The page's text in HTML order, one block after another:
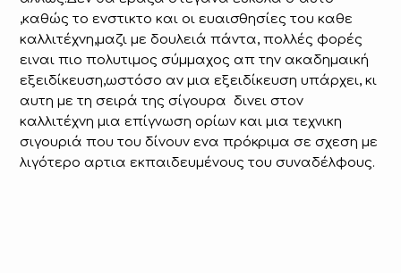
,καθώς το ενστικτο και οι ευαισθησίες του καθε
καλλιτέχνη,μαζι με δουλειά πάντα, πολλές φορές
ειναι πιο πολυτιμος σύμμαχος απ την ακαδημαική
εξειδίκευση,ωστόσο αν μια εξειδίκευση υπάρχει, κι
αυτη με τη σειρά της σίγουρα δινει στον
καλλιτέχνη μια επίγνωση ορίων και μια τεχνικη
σιγουριά που του δίνουν ενα πρόκριμα σε σχεση με
λιγότερο αρτια εκπαιδευμένους του συναδέλφους.